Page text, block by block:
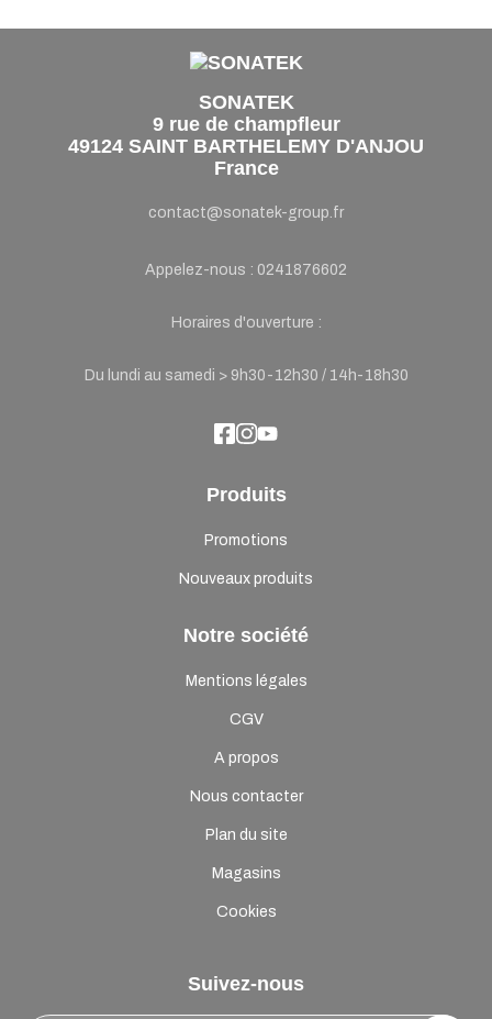
SONATEK
9 rue de champfleur
49124 SAINT BARTHELEMY D'ANJOU
France
contact@sonatek-group.fr
Appelez-nous : 0241876602
Horaires d'ouverture :
Du lundi au samedi > 9h30-12h30 / 14h-18h30
Produits
Promotions
Nouveaux produits
Notre société
Mentions légales
CGV
A propos
Nous contacter
Plan du site
Magasins
Cookies
Suivez-nous